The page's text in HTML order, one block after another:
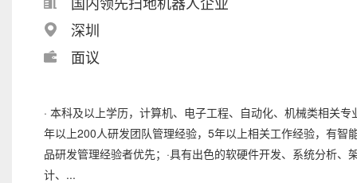
深圳
面议
· 本科及以上学历，计算机、电子工程、自动化、机械类相关专
年以上200人研发团队管理经验，5年以上相关工作经验，有智
品研发管理经验者优先；·具有出色的软硬件开发、系统分析、
计、...